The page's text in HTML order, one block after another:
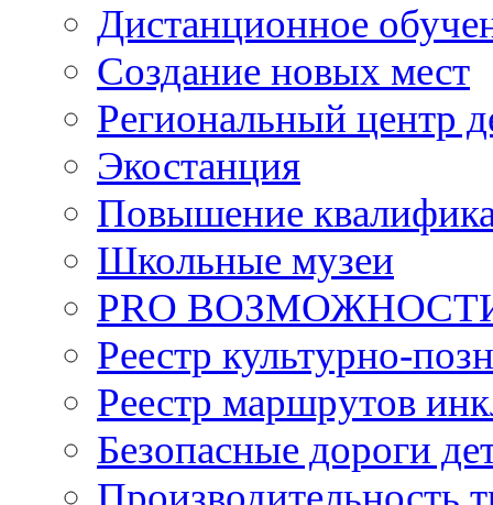
Дистанционное
Создание новых мест
Региональный центр
Экостанция
Повышение
Школьные музеи
PRO
Реестр культурно-
Реестр маршрутов
Безопасные дороги